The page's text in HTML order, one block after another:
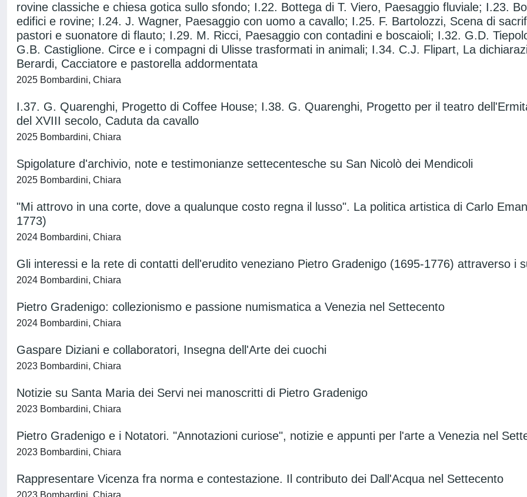
rovine classiche e chiesa gotica sullo sfondo; I.22. Bottega di T. Viero, Paesaggio fluviale; I.23.
edifici e rovine; I.24. J. Wagner, Paesaggio con uomo a cavallo; I.25. F. Bartolozzi, Scena di
pastori e suonatore di flauto; I.29. M. Ricci, Paesaggio con contadini e boscaioli; I.32. G.D.
G.B. Castiglione. Circe e i compagni di Ulisse trasformati in animali; I.34. C.J. Flipart, La
Berardi, Cacciatore e pastorella addormentata
2025 Bombardini, Chiara
I.37. G. Quarenghi, Progetto di Coffee House; I.38. G. Quarenghi, Progetto per il teatro
del XVIII secolo, Caduta da cavallo
2025 Bombardini, Chiara
Spigolature d'archivio, note e testimonianze settecentesche su San Nicolò dei Mendicoli
2025 Bombardini, Chiara
"Mi attrovo in una corte, dove a qualunque costo regna il lusso". La politica artistica di Carlo
1773)
2024 Bombardini, Chiara
Gli interessi e la rete di contatti dell'erudito veneziano Pietro Gradenigo (1695-1776) attraverso i
2024 Bombardini, Chiara
Pietro Gradenigo: collezionismo e passione numismatica a Venezia nel Settecento
2024 Bombardini, Chiara
Gaspare Diziani e collaboratori, Insegna dell'Arte dei cuochi
2023 Bombardini, Chiara
Notizie su Santa Maria dei Servi nei manoscritti di Pietro Gradenigo
2023 Bombardini, Chiara
Pietro Gradenigo e i Notatori. "Annotazioni curiose", notizie e appunti per l'arte a Venezia nel
2023 Bombardini, Chiara
Rappresentare Vicenza fra norma e contestazione. Il contributo dei Dall'Acqua nel Settecento
2023 Bombardini, Chiara